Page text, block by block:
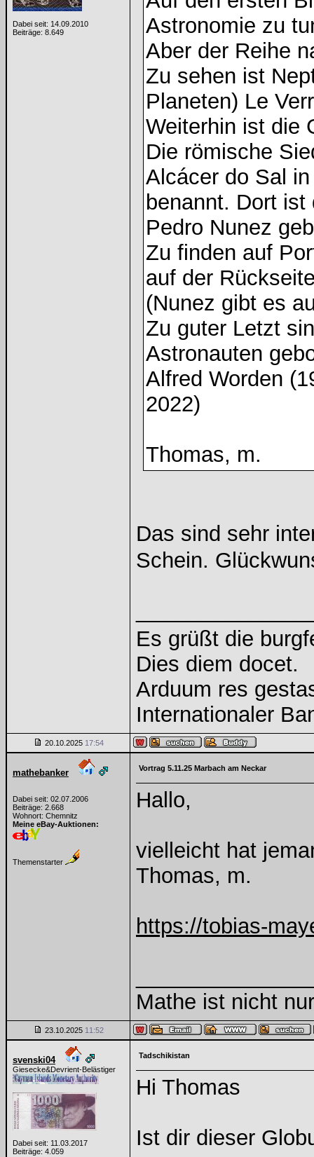
Dabei seit: 14.09.2010
Beiträge: 8.649
Astronomie zu
Aber der Reihe
Zu sehen ist
Planeten) Le
Weiterhin ist die
Die römische
Alcácer do Sal
benannt. Dort
Pedro Nunez
Zu finden auf
auf der
(Nunez gibt es
Zu guter Letzt
Astronauten
Alfred Worden
2022)
Thomas, m.
Das sind sehr
Schein.
Es grüßt die
Dies diem docet.
Arduum res
Internationaler
20.10.2025 17:54
mathebanker
Dabei seit: 02.07.2006
Beiträge: 2.668
Wohnort: Chemnitz
Meine eBay-Auktionen:
Themenstarter
Vortrag 5.11.25 Marbach am Neckar
Hallo,
vielleicht hat
Thomas, m.
https://tobias-
Mathe ist nicht
23.10.2025 11:52
svenski04
Giesecke&Devrient-Belästiger
Dabei seit: 11.03.2017
Beiträge: 4.059
Tadschikistan
Hi Thomas
Ist dir dieser